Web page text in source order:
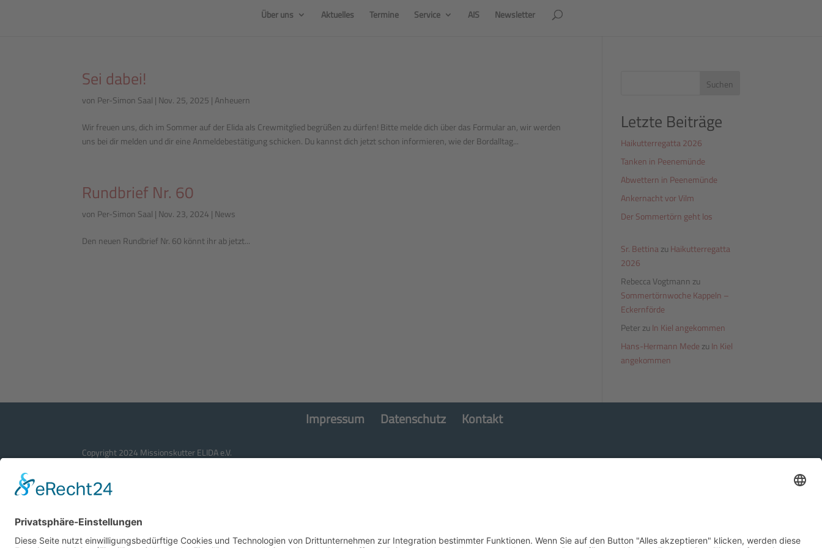
Über uns Aktuelles Termine Service AIS Newsletter
Sei dabei!
von Per-Simon Saal | Nov. 25, 2025 |Anheuern
Wir freuen uns, dich im Sommer auf der Elida als Crewmitglied begrüßen zu dürfen! Bitte melde dich über das Formular an, wir werden
uns bei dir melden und dir eine Anmeldebestätigung schicken. Du kannst dich jetzt schon informieren, wie der Bordalltag...
Rundbrief Nr. 60
von Per-Simon Saal | Nov. 23, 2024 | News
Den neuen Rundbrief Nr. 60 könnt ihr ab jetzt...
Suchen
Letzte Beiträge
Haikutterregatta 2026
Tanken in Peenemünde
Abwettern in Peenemünde
Ankernacht vor Vilm
Der Sommertörn geht los
Sr. Bettinazu Haikutterregatta
2026
Rebecca Vogtmann zu
Sommertörnwoche Kappeln –
Eckernförde
Peterzu In Kiel angekommen
Hans-Hermann Mede zu In Kiel
angekommen
Impressum Datenschutz Kontakt
Copyright 2024 Missionskutter ELIDA e.V.